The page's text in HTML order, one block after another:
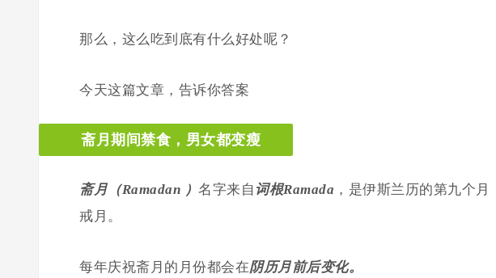
那么，这么吃到底有什么好处呢？
今天这篇文章，告诉你答案
斋月期间禁食，男女都变瘦
斋月（Ramadan ） 名字来自 词根Ramada ，是伊斯兰历的第九个
戒月。
每年庆祝斋月的月份都会在阴历月前后变化。